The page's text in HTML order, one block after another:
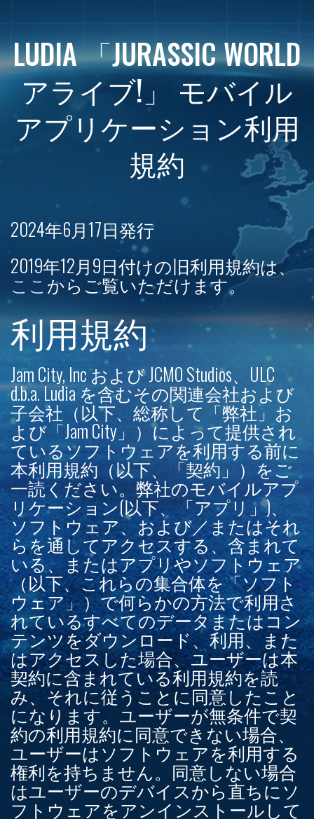
LUDIA 「JURASSIC WORLD
アライブ!」 モバイル
アプリケーション利用
規約
2024年6月17日発行
2019年12月9日付けの旧利用規約は、
ここ からご覧いただけます。
利用規約
Jam City, Inc および JCMO Studios、ULC
d.b.a. Ludia を含むその関連会社および
子会社（以下、総称して「弊社」お
よび「Jam City」）によって提供され
ているソフトウェアを利用する前に
本利用規約（以下、「契約」）をご
一読ください。弊社のモバイルアプ
リケーション(以下、「アプリ」)、
ソフトウェア、および／またはそれ
らを通してアクセスする、含まれて
いる、またはアプリやソフトウェア
（以下、これらの集合体を「ソフト
ウェア」）で何らかの方法で利用さ
れているすべてのデータまたはコン
テンツをダウンロード、利用、また
はアクセスした場合、ユーザーは本
契約に含まれている利用規約を読
み、それに従うことに同意したこと
になります。ユーザーが無条件で契
約の利用規約に同意できない場合、
ユーザーはソフトウェアを利用する
権利を持ちません。同意しない場合
はユーザーのデバイスから直ちにソ
フトウェアをアンインストールして